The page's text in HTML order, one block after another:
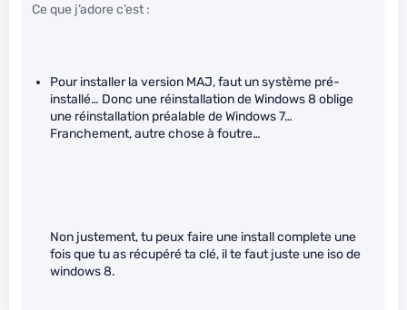
Ce que j’adore c’est :
Pour installer la version MAJ, faut un système pré-
installé… Donc une réinstallation de Windows 8 oblige
une réinstallation préalable de Windows 7…
Franchement, autre chose à foutre…
Non justement, tu peux faire une install complete une
fois que tu as récupéré ta clé, il te faut juste une iso de
windows 8.